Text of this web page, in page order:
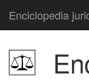
Enciclopedia